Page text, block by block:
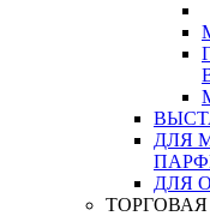
ДЛЯ
ДЛЯ